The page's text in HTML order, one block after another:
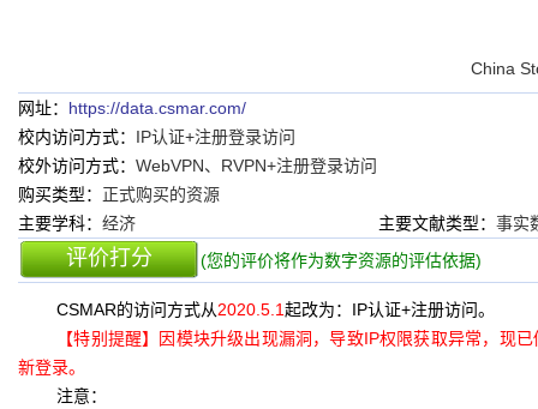
China
网址： https://data.csmar.com/
校内访问方式： IP认证+注册登录访问
校外访问方式： WebVPN、RVPN+注册登录访问
购买类型： 正式购买的资源
主要学科： 经济 主要文献类型： 事实
评价打分 (您的评价将作为数字资源的评估依据)
CSMAR的访问方式从2020.5.1起改为：IP认证+注册访问。
【特别提醒】因模块升级出现漏洞，导致IP权限获取异常，现
新登录。
注意：